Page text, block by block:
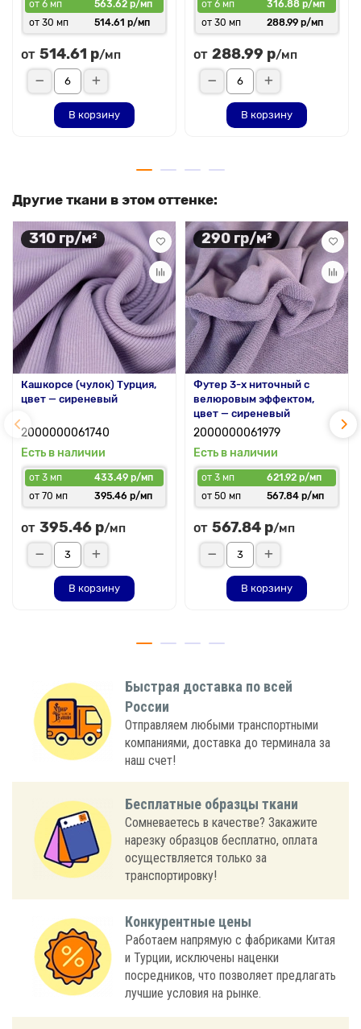
от 6 мп
563.62 р/мп
от 30 мп
514.61 р/мп
от 514.61 р/мп
В корзину
от 6 мп
316.88 р/мп
от 30 мп
288.99 р/мп
от 288.99 р/мп
В корзину
Другие ткани в этом оттенке:
310 гр/м²
Кашкорсе (чулок) Турция,
цвет — сиреневый
2000000061740
Есть в наличии
от 3 мп
433.49 р/мп
от 70 мп
395.46 р/мп
от 395.46 р/мп
В корзину
290 гр/м²
Футер 3-х ниточный с
велюровым эффектом,
цвет — сиреневый
2000000061979
Есть в наличии
от 3 мп
621.92 р/мп
от 50 мп
567.84 р/мп
от 567.84 р/мп
В корзину
Быстрая доставка по всей
России
Отправляем любыми транспортными
компаниями, доставка до терминала за
наш счет!
Бесплатные образцы ткани
Сомневаетесь в качестве? Закажите
нарезку образцов бесплатно, оплата
осуществляется только за
транспортировку!
Конкурентные цены
Работаем напрямую с фабриками Китая
и Турции, исключены наценки
посредников, что позволяет предлагать
лучшие условия на рынке.